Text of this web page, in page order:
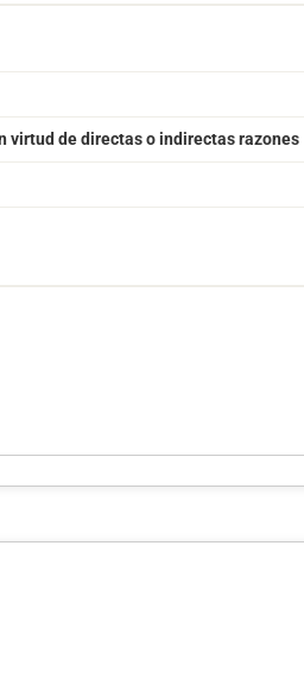
virtud de directas o indirectas razones